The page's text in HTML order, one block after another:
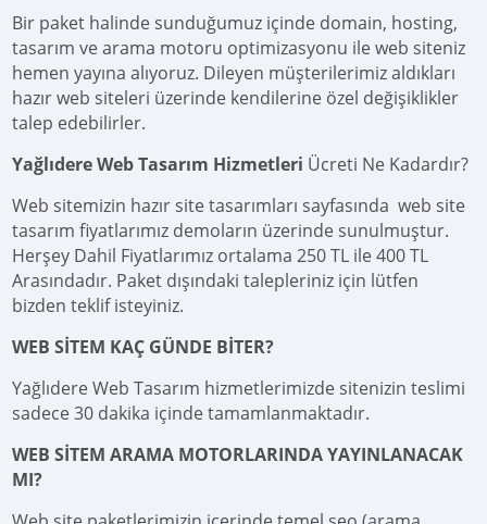
Bir paket halinde sunduğumuz içinde domain, hosting,
tasarım ve arama motoru optimizasyonu ile web siteniz
hemen yayına alıyoruz. Dileyen müşterilerimiz aldıkları
hazır web siteleri üzerinde kendilerine özel değişiklikler
talep edebilirler.
Yağlıdere Web Tasarım Hizmetleri Ücreti Ne Kadardır?
Web sitemizin hazır site tasarımları sayfasında web site
tasarım fiyatlarımız demoların üzerinde sunulmuştur.
Herşey Dahil Fiyatlarımız ortalama 250 TL ile 400 TL
Arasındadır. Paket dışındaki talepleriniz için lütfen
bizden teklif isteyiniz.
WEB SİTEM KAÇ GÜNDE BİTER?
Yağlıdere Web Tasarım hizmetlerimizde sitenizin teslimi
sadece 30 dakika içinde tamamlanmaktadır.
WEB SİTEM ARAMA MOTORLARINDA YAYINLANACAK
MI?